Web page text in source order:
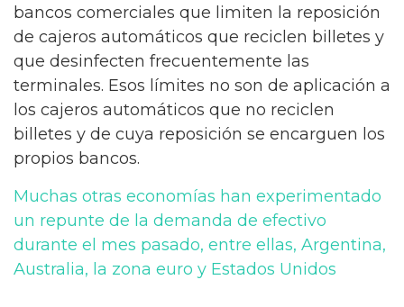
bancos comerciales que limiten la reposición
de cajeros automáticos que reciclen billetes y
que desinfecten frecuentemente las
terminales. Esos límites no son de aplicación a
los cajeros automáticos que no reciclen
billetes y de cuya reposición se encarguen los
propios bancos.
Muchas otras economías han experimentado
un repunte de la demanda de efectivo
durante el mes pasado, entre ellas, Argentina,
Australia, la zona euro y Estados Unidos